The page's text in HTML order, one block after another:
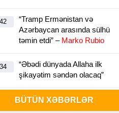
“Tramp Ermənistan və
Azərbaycan arasında sülhü
təmin etdi” – Marko Rubio
“Əbədi dünyada Allaha ilk
şikayətim səndən olacaq”
İlham Əliyevlə Donald Tramp
arasında telefon danışığı olub
BÜTÜN XƏBƏRLƏR